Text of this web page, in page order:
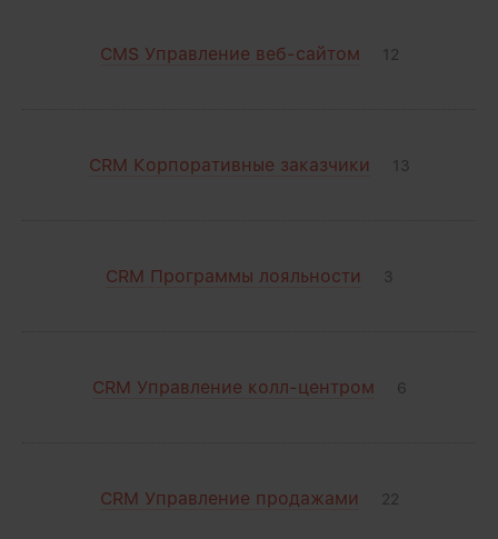
CMS Управление веб-сайтом 12
CRM Корпоративные заказчики 13
CRM Программы лояльности 3
CRM Управление колл-центром 6
CRM Управление продажами 22